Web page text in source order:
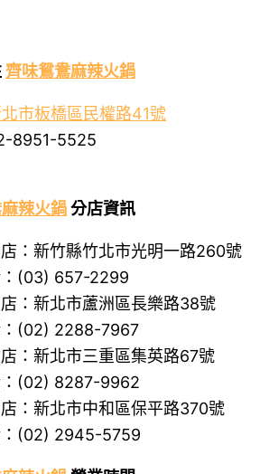
齊味鴛鴦麻辣火鍋
市板橋區民權路41號
8951-5525
辣火鍋分店資訊
：新竹縣竹北市光明一路260號
(03) 657-2299
：新北市蘆洲區長樂路38號
：(02) 2288-7967
：新北市三重區集英路67號
：(02) 8287-9962
：新北市中和區保平路370號
：(02) 2945-5759